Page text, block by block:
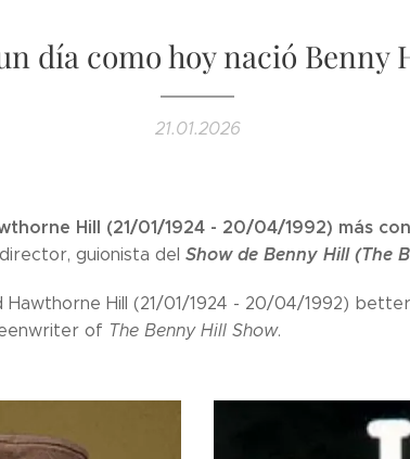
día como hoy nació Benny
21.01.2026
Hill (21/01/1924 - 20/04/1992) más
guionista del Show de Benny Hill (The
Hill (21/01/1924 - 20/04/1992)
of The Benny Hill Show.